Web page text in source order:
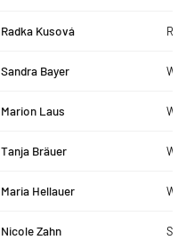
Radka Kusová RS
Sandra Bayer
Marion Laus
Tanja Bräuer
Maria Hellauer
Nicole Zahn SC